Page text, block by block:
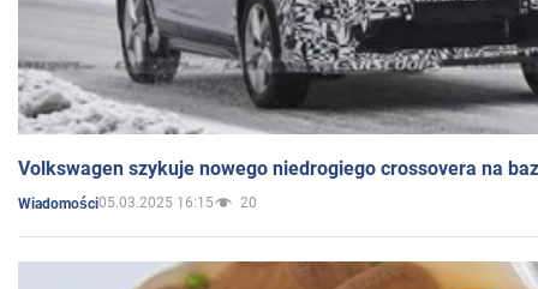
Volkswagen szykuje nowego niedrogiego crossovera na
Wiadomości05.03.2025 16:15 20